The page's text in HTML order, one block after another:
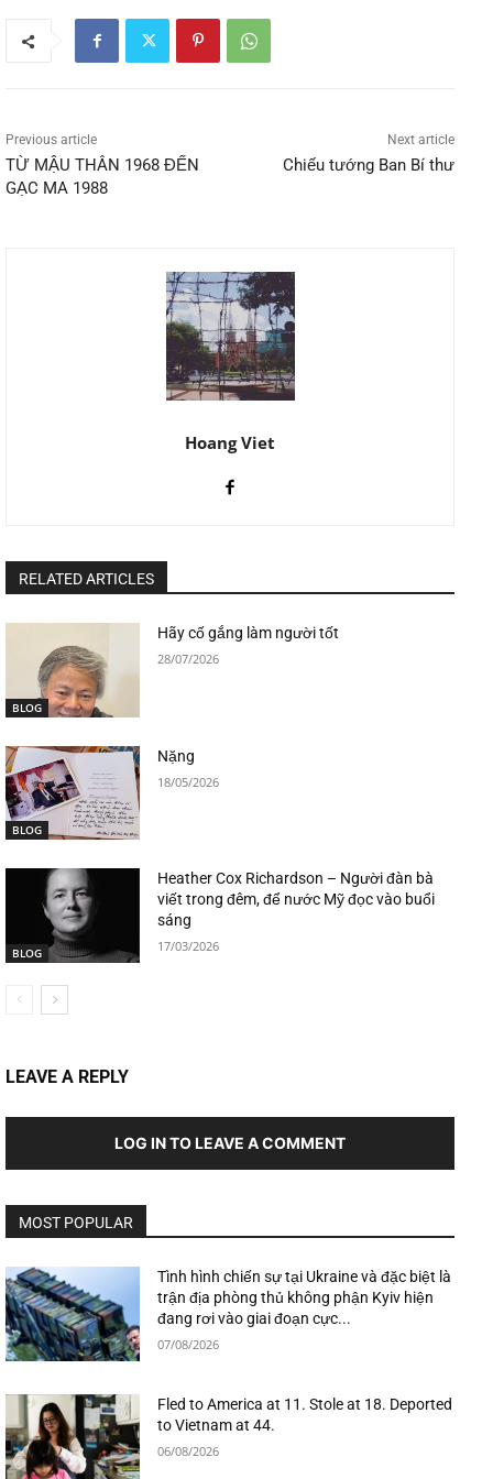
Previous article
TỪ MẬU THÂN 1968 ĐẾN
GẠC MA 1988
Next article
Chiếu tướng Ban Bí thư
Hoang Viet
RELATED ARTICLES
BLOG
Hãy cố gắng làm người tốt
28/07/2026
BLOG
Nặng
18/05/2026
BLOG
Heather Cox Richardson – Người đàn bà
viết trong đêm, để nước Mỹ đọc vào buổi
sáng
17/03/2026
LEAVE A REPLY
LOG IN TO LEAVE A COMMENT
MOST POPULAR
Tình hình chiến sự tại Ukraine và đặc biệt là
trận địa phòng thủ không phận Kyiv hiện
đang rơi vào giai đoạn cực...
07/08/2026
Fled to America at 11. Stole at 18. Deported
to Vietnam at 44.
06/08/2026